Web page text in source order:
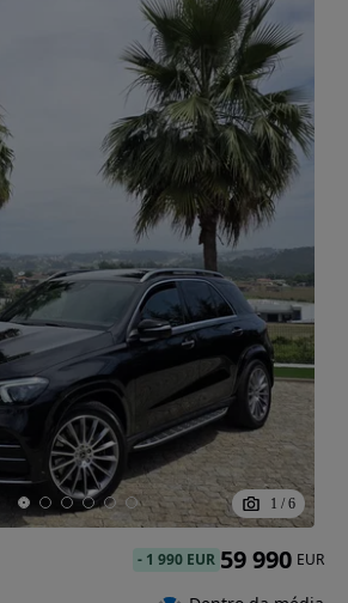
1 / 6
- 1 990 EUR 59 990 EUR